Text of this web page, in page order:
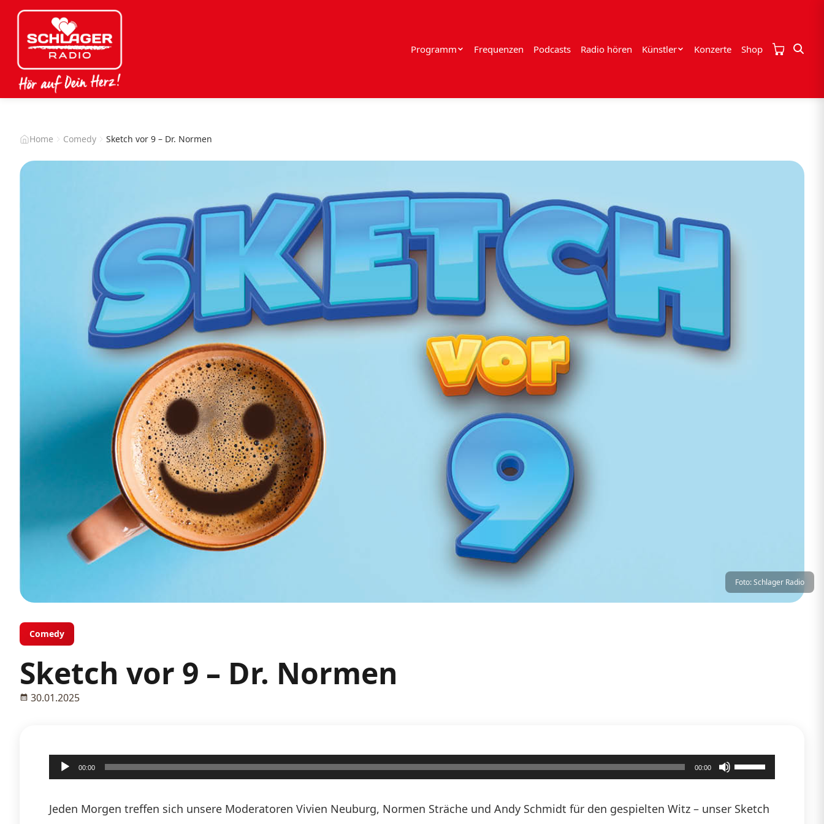
Programm Frequenzen Podcasts Radio hören Künstler Konzerte Shop
Home Comedy Sketch vor 9 – Dr. Normen
Foto: Schlager Radio
Comedy
Sketch vor 9 – Dr. Normen
30.01.2025
Audio-
Player
00:00 00:00
Pfeiltasten
benutzen,
Jeden Morgen treffen sich unsere Moderatoren Vivien Neuburg, Normen Sträche und Andy Schmidt für den gespielten Witz – unser Sketch